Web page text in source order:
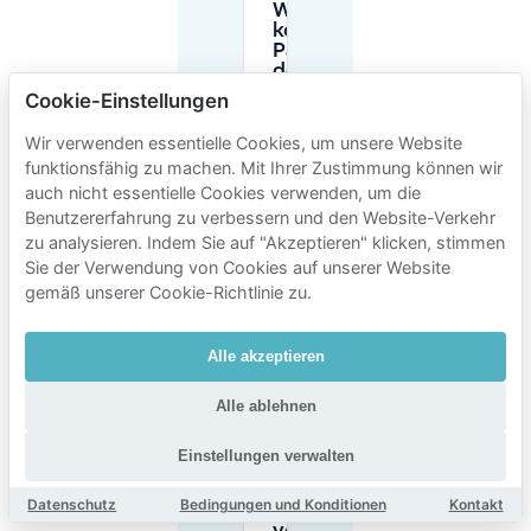
Wie viel
kostet das
Parken in
der Nähe
Amsterdam?
Muss ich für
BODY
WORLDS
Amsterdam
im Voraus
einen
Ist
oder
der Nähe
Cookie-Einstellungen
Wir verwenden essentielle Cookies, um unsere Website
funktionsfähig zu machen. Mit Ihrer Zustimmung können wir
auch nicht essentielle Cookies verwenden, um die
Benutzererfahrung zu verbessern und den Website-Verkehr
zu analysieren. Indem Sie auf "Akzeptieren" klicken, stimmen
Sie der Verwendung von Cookies auf unserer Website
gemäß unserer Cookie-Richtlinie zu.
Alle akzeptieren
Alle ablehnen
Einstellungen verwalten
Datenschutz Bedingungen und Konditionen Kontakt